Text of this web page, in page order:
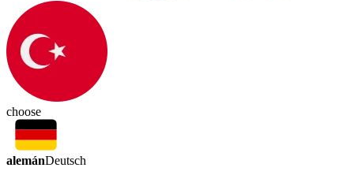
choose
alemánDeutsch